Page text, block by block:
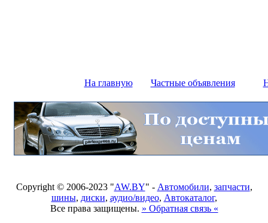
На главную Частные объявления
Copyright © 2006-2023 "AW.BY" - Автомобили, запчасти,
шины, диски, аудио/видео, Автокаталог,
Все права защищены. » Обратная связь «